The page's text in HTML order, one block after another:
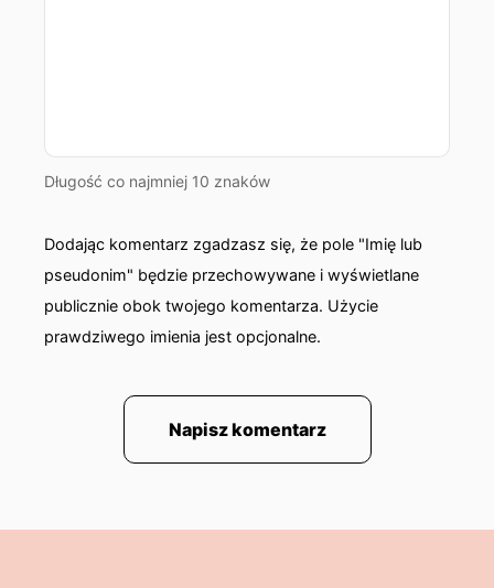
Długość co najmniej 10 znaków
Dodając komentarz zgadzasz się, że pole "Imię lub
pseudonim" będzie przechowywane i wyświetlane
publicznie obok twojego komentarza. Użycie
prawdziwego imienia jest opcjonalne.
Napisz komentarz